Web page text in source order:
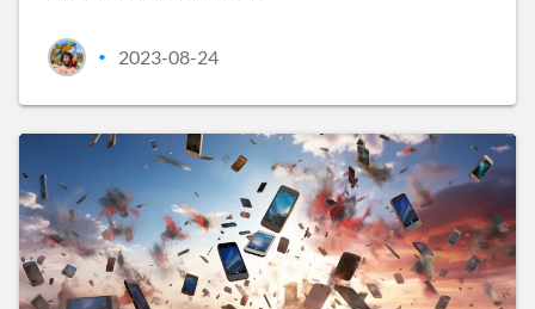
• 2023-08-24